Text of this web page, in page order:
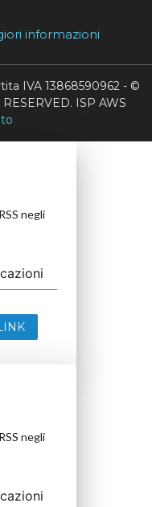
informazioni
IVA 13868590962 - ©
ISP AWS
negli
negli